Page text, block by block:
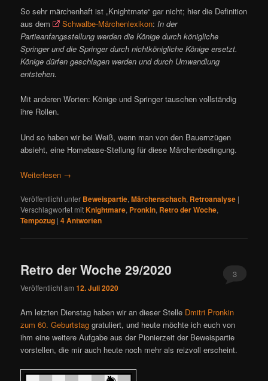
So sehr märchenhaft ist „Knightmate“ gar nicht; hier die Definition
aus dem
Schwalbe-Märchenlexikon:In der
Partieanfangsstellung werden die Könige durch königliche
Springer und die Springer durch nichtkönigliche Könige ersetzt.
Könige dürfen geschlagen werden und durch Umwandlung
entstehen.
Mit anderen Worten: Könige und Springer tauschen vollständig
ihre Rollen.
Und so haben wir bei Weiß, wenn man von den Bauernzügen
absieht, eine Homebase-Stellung für diese Märchenbedingung.
Weiterlesen →
Veröffentlicht unter Beweispartie,Märchenschach, Retroanalyse |
Verschlagwortet mitKnightmare, Pronkin, Retro der Woche,
Tempozug |4Antworten
Retro der Woche 29/2020
Veröffentlicht am12. Juli 2020
3
Am letzten Dienstag haben wir an dieser Stelle Dmitri Pronkin
zum 60. Geburtstag gratuliert, und heute möchte ich euch von
ihm eine weitere Aufgabe aus der Pionierzeit der Beweispartie
vorstellen, die mir auch heute noch mehr als reizvoll erscheint.